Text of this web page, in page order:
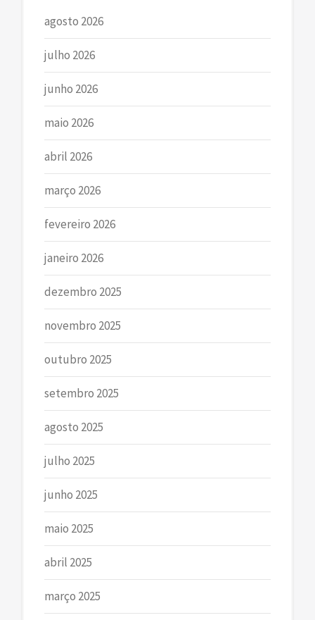
agosto 2026
julho 2026
junho 2026
maio 2026
abril 2026
março 2026
fevereiro 2026
janeiro 2026
dezembro 2025
novembro 2025
outubro 2025
setembro 2025
agosto 2025
julho 2025
junho 2025
maio 2025
abril 2025
março 2025